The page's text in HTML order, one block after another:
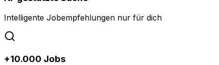
Intelligente Jobempfehlungen nur für dich
+10.000 Jobs